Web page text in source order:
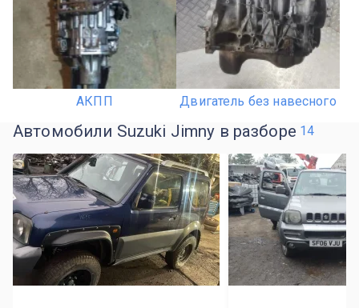
АКПП Двигатель без навесного
Автомобили Suzuki Jimny в разборе 14